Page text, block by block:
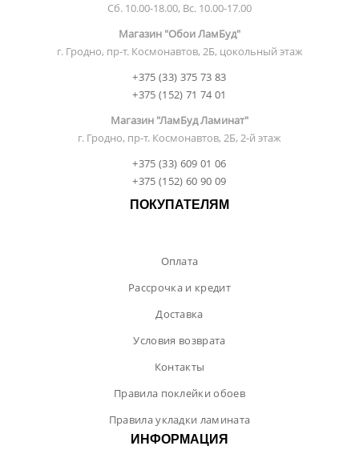
Сб. 10.00-18.00, Вс. 10.00-17.00
Магазин "Обои ЛамБуд"
г. Гродно, пр-т. Космонавтов, 2Б, цокольный этаж
+375 (33) 375 73 83
+375 (152) 71 74 01
Магазин "ЛамБуд Ламинат"
г. Гродно, пр-т. Космонавтов, 2Б, 2-й этаж
+375 (33) 609 01 06
+375 (152) 60 90 09
ПОКУПАТЕЛЯМ
Оплата
Рассрочка и кредит
Доставка
Условия возврата
Контакты
Правила поклейки обоев
Правила укладки ламината
ИНФОРМАЦИЯ